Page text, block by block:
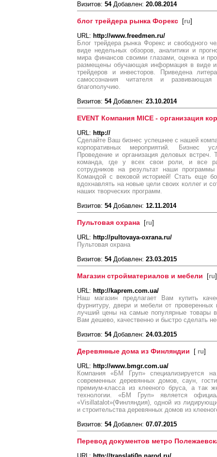
Визитов: 54Добавлен: 20.08.2014
блог трейдера рынка Форекс [ru]
URL: http://www.freedmen.ru/
Блог трейдера рынка Форекс и свободного
виде недельных обзоров, аналитики и
мира финансов своими глазами, оценка и
размещены обучающая информация в виде
трейдеров и инвесторов. Приведена
самосознания читателя и
благополучию.
Визитов: 54Добавлен: 23.10.2014
EVENT Компания MICE - организация
URL: http://
Сделайте Ваш бизнес успешнее с нашей
корпоративных мероприятий. Бизнес
Проведение и организация деловых встреч.
команда, где у всех свои роли, и все
сотрудников на результат наши
Командой с вековой историей! Стать еще
вдохнавлять на новые цели своих коллег и
наших творческих программ.
Визитов: 54Добавлен: 12.11.2014
Пультовая охрана [ru]
URL: http://pultovaya-oxrana.ru/
Пультовая охрана
Визитов: 54Добавлен: 23.03.2015
Магазин стройматериалов и мебели [ru]
URL: http://kaprem.com.ua/
Наш магазин предлагает Вам купить
фурнитуру, двери и мебели от
лучший цены на самые популярные товары в
Вам дешево, качественно и быстро сделать
Визитов: 54Добавлен: 24.03.2015
Деревянные дома из Финляндии [ ru]
URL: http://www.bmgr.com.ua/
Компания «БМ Груп» специализируется на
современных деревянных домов, саун,
премиум-класса из клееного бруса, а так
технологии. «БМ Груп» является
«Visillatalot»(Финляндия), одной из
и строительства деревянных домов из
Визитов: 54Добавлен: 07.07.2015
Перевод документов метро